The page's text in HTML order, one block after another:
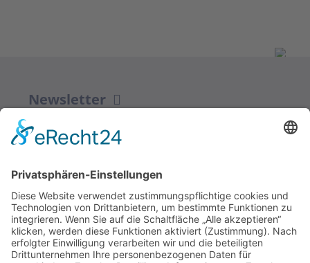
Newsletter
ZUR ANMELDUNG
Redaktion bbkult.net
Centrum Bavaria Bohemia (CeBB)
Dr. Veronika Hofinger
Freyung 1, 92539 Schönsee